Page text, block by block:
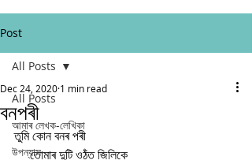
Post
All Posts
আমাৰ লেখক-লেখিকা
উপন্যাস
All Posts
বনপৰী
Dec 24, 2020 1 min read
তুমি কোন বনৰ পৰী
     তোমাৰ দুটি ওঠঁত জিলিকে